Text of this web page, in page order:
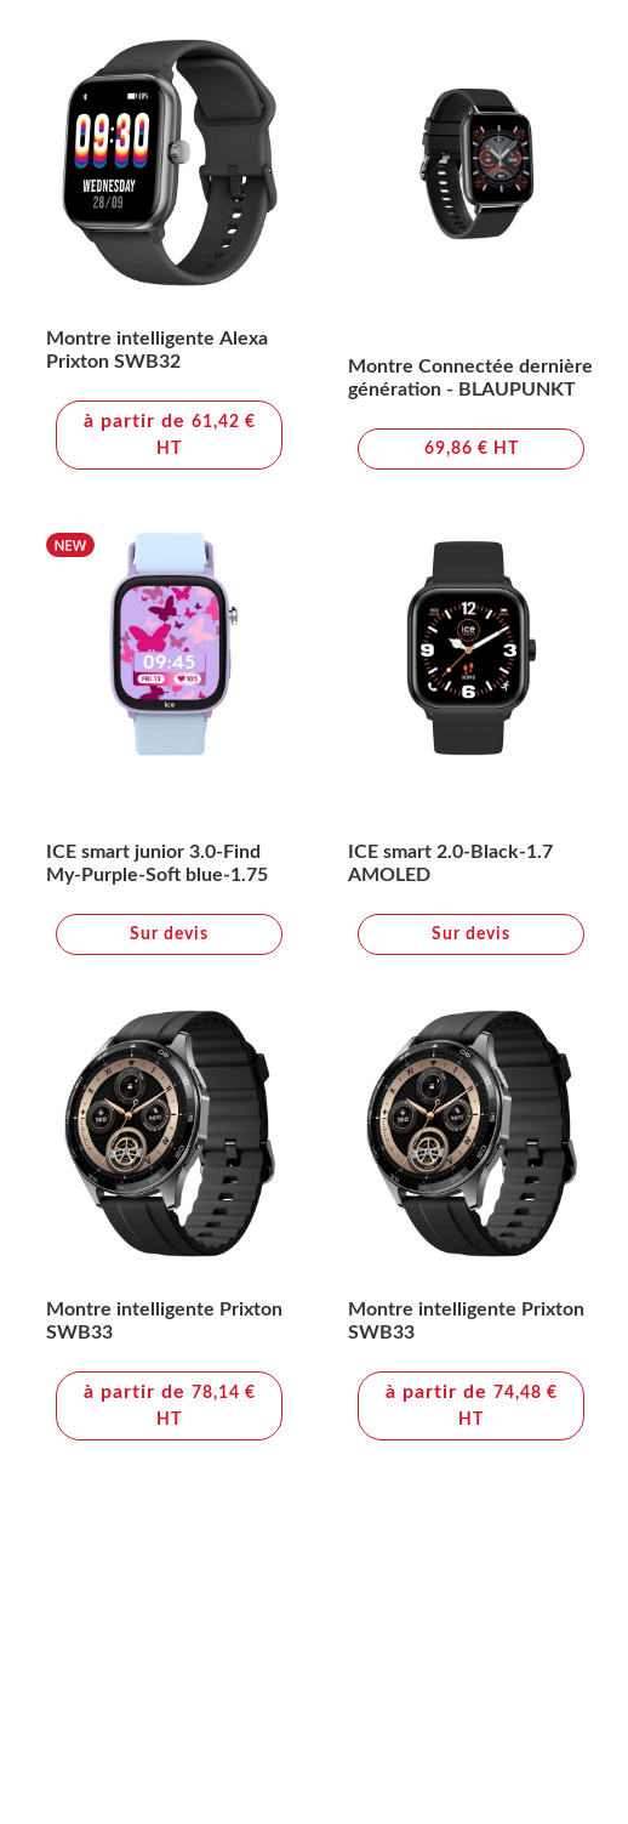
Montre intelligente Alexa
Prixton SWB32
à partir de 61,42 €
HT
Montre Connectée dernière
génération - BLAUPUNKT
69,86 € HT
ICE smart junior 3.0-Find
My-Purple-Soft blue-1.75
Sur devis
ICE smart 2.0-Black-1.7
AMOLED
Sur devis
Montre intelligente Prixton
SWB33
à partir de 78,14 €
HT
Montre intelligente Prixton
SWB33
à partir de 74,48 €
HT